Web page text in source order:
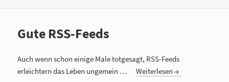
Gute RSS-Feeds
Auch wenn schon einige Male totgesagt, RSS-Feeds
erleichtern das Leben ungemein …Weiterlesen